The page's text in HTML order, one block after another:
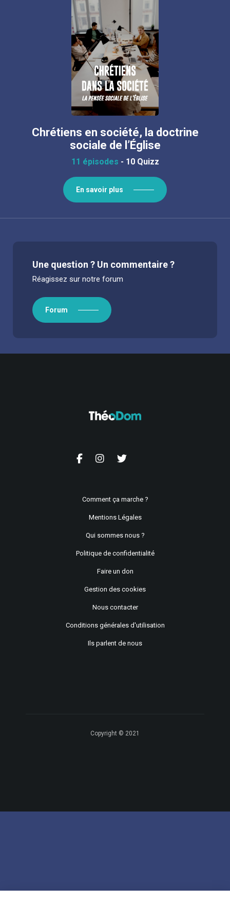
Chrétiens en société, la doctrine
sociale de l’Église
11 épisodes - 10 Quizz
En savoir plus
Une question ? Un commentaire ?
Réagissez sur notre forum
Forum
Comment ça marche ?
Mentions Légales
Qui sommes nous ?
Politique de confidentialité
Faire un don
Gestion des cookies
Nous contacter
Conditions générales d'utilisation
Ils parlent de nous
Copyright © 2021